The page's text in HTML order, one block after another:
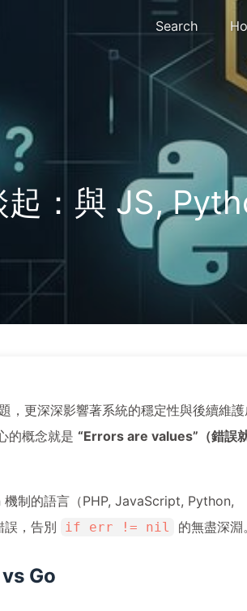
Search
：與 JS,
，更深深影響著系統的穩定性與後續維
的概念就是 “Errors are values”（錯誤
制的語言（PHP, JavaScript, Python,
誤，告別
if err != nil 的無盡深淵
Go